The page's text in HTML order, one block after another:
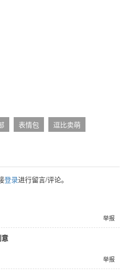
表情包 逗比卖萌
登录进行留言/评论。
举报
举报